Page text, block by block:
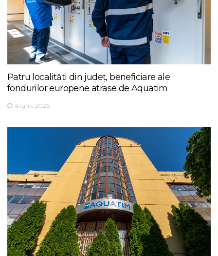
Patru localități din județ, beneficiare ale
fondurilor europene atrase de Aquatim
4 iunie 2026